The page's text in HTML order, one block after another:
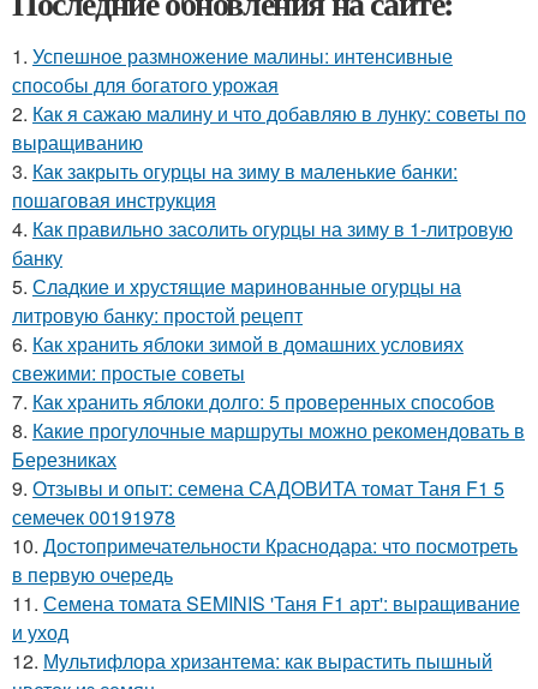
1. Успешное размножение малины: интенсивные
способы для богатого урожая
2. Как я сажаю малину и что добавляю в лунку: советы по
выращиванию
3. Как закрыть огурцы на зиму в маленькие банки:
пошаговая инструкция
4. Как правильно засолить огурцы на зиму в 1-литровую
банку
5. Сладкие и хрустящие маринованные огурцы на
литровую банку: простой рецепт
6. Как хранить яблоки зимой в домашних условиях
свежими: простые советы
7. Как хранить яблоки долго: 5 проверенных способов
8. Какие прогулочные маршруты можно рекомендовать в
Березниках
9. Отзывы и опыт: семена САДОВИТА томат Таня F1 5
семечек 00191978
10. Достопримечательности Краснодара: что посмотреть
в первую очередь
11. Семена томата SEMINIS 'Таня F1 арт': выращивание
и уход
12. Мультифлора хризантема: как вырастить пышный